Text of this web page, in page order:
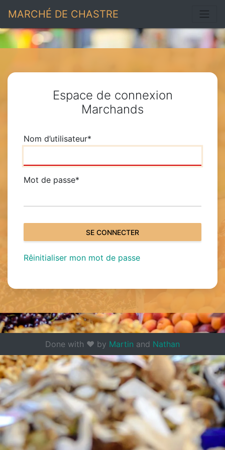
MARCHÉ DE CHASTRE
Espace de connexion
Marchands
Nom d’utilisateur*
Mot de passe*
SE CONNECTER
Rêinitialiser mon mot de passe
Done with ❤ by Martin and Nathan